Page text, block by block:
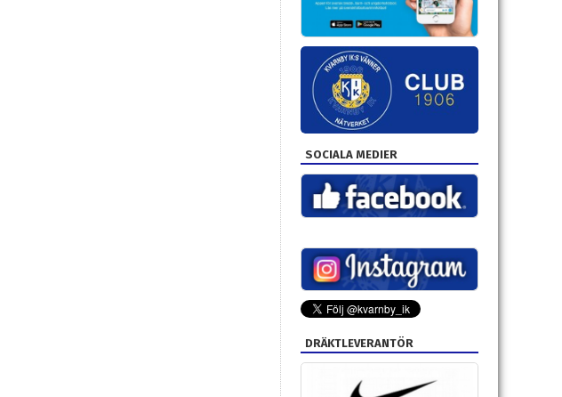
SOCIALA MEDIER
DRÄKTLEVERANTÖR